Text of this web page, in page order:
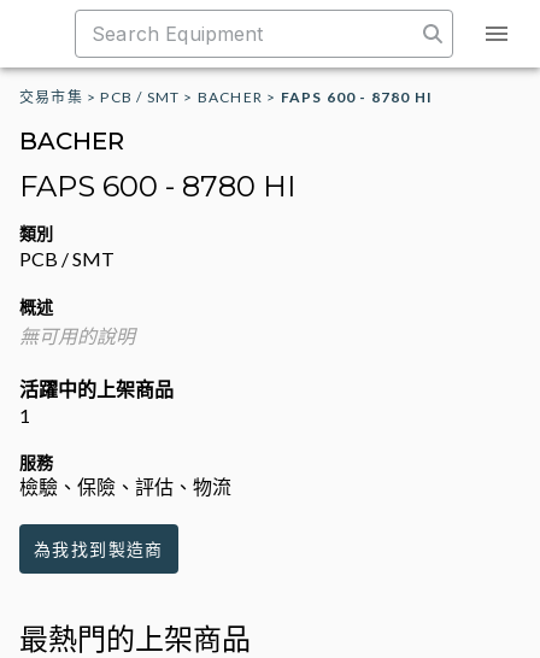
交易市集 >PCB / SMT > BACHER > FAPS 600 - 8780 HI
BACHER
FAPS 600 - 8780 HI
類別
PCB / SMT
概述
無可用的說明
活躍中的上架商品
1
服務
檢驗、保險、評估、物流
為我找到製造商
最熱門的上架商品